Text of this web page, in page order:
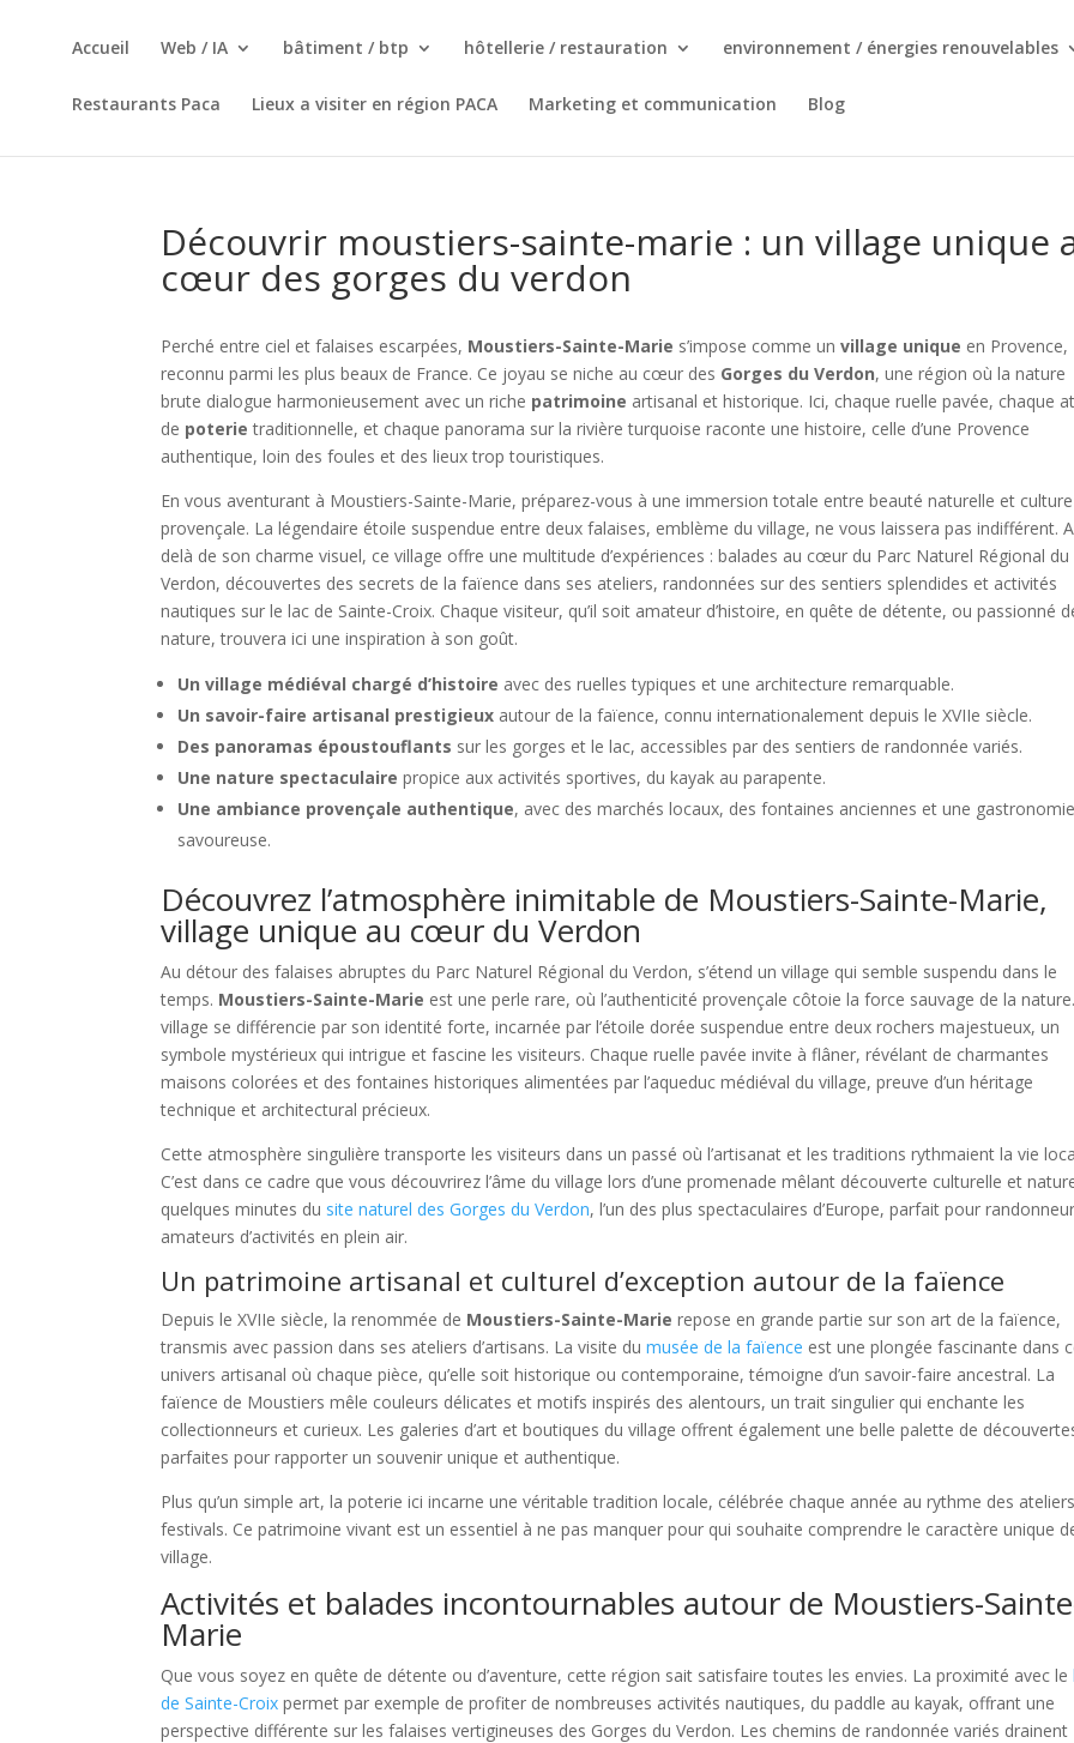
Accueil Web / IA bâtiment / btp hôtellerie / restauration environnement / énergies renouvelables
Restaurants Paca Lieux a visiter en région PACA Marketing et communication Blog
Découvrir moustiers-sainte-marie : un village unique
cœur des gorges du verdon
Perché entre ciel et falaises escarpées, Moustiers-Sainte-Marie s’impose comme unvillage unique en Provence,
reconnu parmi les plus beaux de France. Ce joyau se niche au cœur des Gorges du Verdon, une région où la nature
brute dialogue harmonieusement avec un riche patrimoine artisanal et historique. Ici, chaque ruelle pavée, chaque
de poterie traditionnelle, et chaque panorama sur la rivière turquoise raconte une histoire, celle d’une Provence
authentique, loin des foules et des lieux trop touristiques.
En vous aventurant à Moustiers-Sainte-Marie, préparez-vous à une immersion totale entre beauté naturelle et culture
provençale. La légendaire étoile suspendue entre deux falaises, emblème du village, ne vous laissera pas indifférent.
delà de son charme visuel, ce village offre une multitude d’expériences : balades au cœur du Parc Naturel Régional du
Verdon, découvertes des secrets de la faïence dans ses ateliers, randonnées sur des sentiers splendides et activités
nautiques sur le lac de Sainte-Croix. Chaque visiteur, qu’il soit amateur d’histoire, en quête de détente, ou passionné
nature, trouvera ici une inspiration à son goût.
Un village médiéval chargé d’histoire avec des ruelles typiques et une architecture remarquable.
Un savoir-faire artisanal prestigieux autour de la faïence, connu internationalement depuis le XVIIe siècle.
Des panoramas époustouflants sur les gorges et le lac, accessibles par des sentiers de randonnée variés.
Une nature spectaculaire propice aux activités sportives, du kayak au parapente.
Une ambiance provençale authentique, avec des marchés locaux, des fontaines anciennes et une gastronomie
savoureuse.
Découvrez l’atmosphère inimitable de Moustiers-Sainte-Marie,
village unique au cœur du Verdon
Au détour des falaises abruptes du Parc Naturel Régional du Verdon, s’étend un village qui semble suspendu dans le
temps. Moustiers-Sainte-Marie est une perle rare, où l’authenticité provençale côtoie la force sauvage de la
village se différencie par son identité forte, incarnée par l’étoile dorée suspendue entre deux rochers majestueux, un
symbole mystérieux qui intrigue et fascine les visiteurs. Chaque ruelle pavée invite à flâner, révélant de charmantes
maisons colorées et des fontaines historiques alimentées par l’aqueduc médiéval du village, preuve d’un héritage
technique et architectural précieux.
Cette atmosphère singulière transporte les visiteurs dans un passé où l’artisanat et les traditions rythmaient la vie
C’est dans ce cadre que vous découvrirez l’âme du village lors d’une promenade mêlant découverte culturelle et
quelques minutes du site naturel des Gorges du Verdon, l’un des plus spectaculaires d’Europe, parfait pour
amateurs d’activités en plein air.
Un patrimoine artisanal et culturel d’exception autour de la faïence
Depuis le XVIIe siècle, la renommée de Moustiers-Sainte-Marie repose en grande partie sur son art de la faïence,
transmis avec passion dans ses ateliers d’artisans. La visite dumusée de la faïence est une plongée fascinante dans
univers artisanal où chaque pièce, qu’elle soit historique ou contemporaine, témoigne d’un savoir-faire ancestral. La
faïence de Moustiers mêle couleurs délicates et motifs inspirés des alentours, un trait singulier qui enchante les
collectionneurs et curieux. Les galeries d’art et boutiques du village offrent également une belle palette de
parfaites pour rapporter un souvenir unique et authentique.
Plus qu’un simple art, la poterie ici incarne une véritable tradition locale, célébrée chaque année au rythme des
festivals. Ce patrimoine vivant est un essentiel à ne pas manquer pour qui souhaite comprendre le caractère unique
village.
Activités et balades incontournables autour de Moustiers-
Marie
Que vous soyez en quête de détente ou d’aventure, cette région sait satisfaire toutes les envies. La proximité avec le
de Sainte-Croix permet par exemple de profiter de nombreuses activités nautiques, du paddle au kayak, offrant une
perspective différente sur les falaises vertigineuses des Gorges du Verdon. Les chemins de randonnée variés drainent